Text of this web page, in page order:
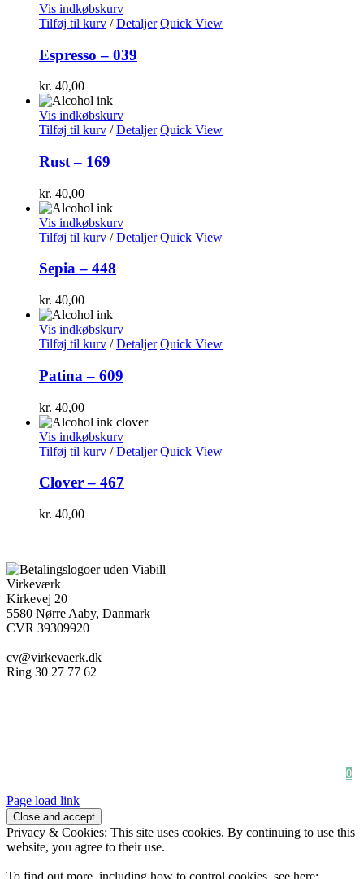
Vis indkøbskurv
Tilføj til kurv / Detaljer Quick View
Espresso – 039
kr. 40,00
Vis indkøbskurv
Tilføj til kurv / Detaljer Quick View
Rust – 169
kr. 40,00
Vis indkøbskurv
Tilføj til kurv / Detaljer Quick View
Sepia – 448
kr. 40,00
Vis indkøbskurv
Tilføj til kurv / Detaljer Quick View
Patina – 609
kr. 40,00
Vis indkøbskurv
Tilføj til kurv / Detaljer Quick View
Clover – 467
kr. 40,00
Virkeværk
Kirkevej 20
5580 Nørre Aaby, Danmark
CVR 39309920
cv@virkevaerk.dk
Ring 30 27 77 62
0
Page load link
Privacy & Cookies: This site uses cookies. By continuing to use this
website, you agree to their use.
To find out more, including how to control cookies, see here: